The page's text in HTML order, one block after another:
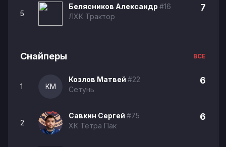
5
Белясников Александр #16
ЛХК Трактор
7
Снайперы ВСЕ
1 КМ
Козлов Матвей #22
Сетунь
6
2
Савкин Сергей #75
ХК Тетра Пак
6